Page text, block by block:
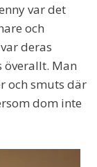
var det
och
deras
överallt. Man
och smuts där
dom inte